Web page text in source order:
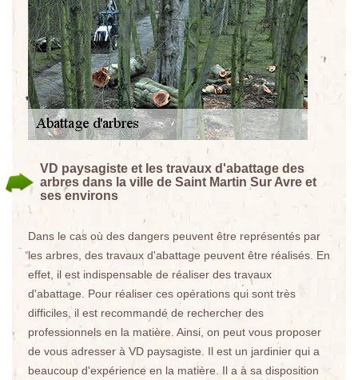
VD paysagiste et les travaux d'abattage des
arbres dans la ville de Saint Martin Sur Avre et
ses environs
Dans le cas où des dangers peuvent être représentés par
les arbres, des travaux d'abattage peuvent être réalisés. En
effet, il est indispensable de réaliser des travaux
d'abattage. Pour réaliser ces opérations qui sont très
difficiles, il est recommandé de rechercher des
professionnels en la matière. Ainsi, on peut vous proposer
de vous adresser à VD paysagiste. Il est un jardinier qui a
beaucoup d'expérience en la matière. Il a à sa disposition